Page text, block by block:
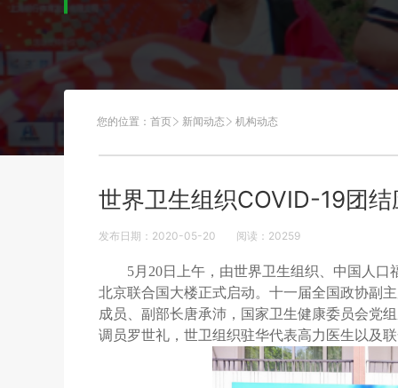
您的位置： 首页 新闻动态 机构动态
世界卫生组织COVID-19团
发布日期：2020-05-20 阅读： 20259
5月20日上午，由世界卫生组织、中国人口
北京联合国大楼正式启动。十一届全国政协副
成员、副部长唐承沛，国家卫生健康委员会党
调员罗世礼，世卫组织驻华代表高力医生以及